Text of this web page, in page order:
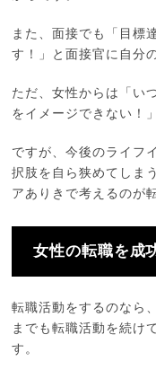
また、面接でも「目標
す！」と面接官に自分
ただ、女性からは「い
をイメージできない！
ですが、今後のライフ
択肢を自ら狭めてしま
アありきで考えるのが
女性の転職を成
転職活動をするのなら
までも転職活動を続け
す。